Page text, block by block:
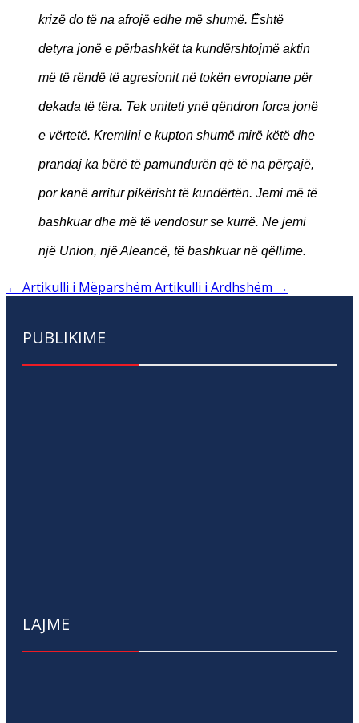
krizë do të na afrojë edhe më shumë. Është
detyra jonë e përbashkët ta kundërshtojmë aktin
më të rëndë të agresionit në tokën evropiane për
dekada të tëra. Tek uniteti ynë qëndron forca jonë
e vërtetë. Kremlini e kupton shumë mirë këtë dhe
prandaj ka bërë të pamundurën që të na përçajë,
por kanë arritur pikërisht të kundërtën. Jemi më të
bashkuar dhe më të vendosur se kurrë. Ne jemi
një Union, një Aleancë, të bashkuar në qëllime.
← Artikulli i Mëparshëm Artikulli i Ardhshëm →
PUBLIKIME
LAJME